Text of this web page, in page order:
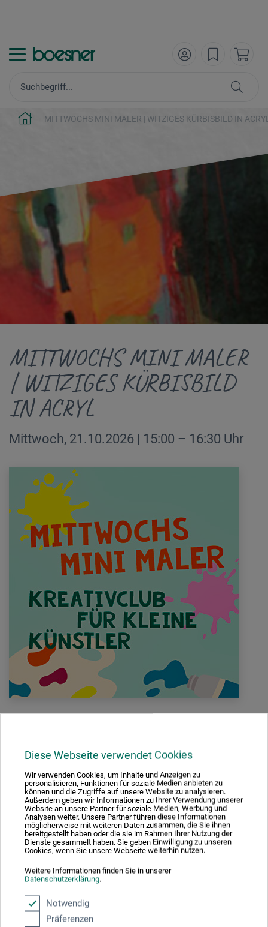
Diese Webseite verwendet Cookies
Wir verwenden Cookies, um Inhalte und Anzeigen zu
personalisieren, Funktionen für soziale Medien anbieten zu
können und die Zugriffe auf unsere Website zu analysieren.
Außerdem geben wir Informationen zu Ihrer Verwendung unserer
Website an unsere Partner für soziale Medien, Werbung und
Analysen weiter. Unsere Partner führen diese Informationen
möglicherweise mit weiteren Daten zusammen, die Sie ihnen
bereitgestellt haben oder die sie im Rahmen Ihrer Nutzung der
Dienste gesammelt haben. Sie geben Einwilligung zu unseren
Cookies, wenn Sie unsere Webseite weiterhin nutzen.
Weitere Informationen finden Sie in unserer
Datenschutzerklärung.
Notwendig
Präferenzen
MITTWOCHS MINI MALER | WITZIGES KÜRBISBILD IN
MITTWOCHS MINI MALER
| WITZIGES KÜRBISBILD
IN ACRYL
Mittwoch, 21.10.2026 | 15:00 – 16:30 Uhr
Daniela Maria Lisker
Jeden Mittwoch von 15:00 – 16:30 Uhr für Kinder von 5 bis 12
Jahren in Begleitung eines Erziehungsberechtigten.
Bitte Malkleidung und Getränk mitbringen. Um Anmeldung wird
gebeten:events.badreichenhall@boesner.com
UNKOSTENBEITRAG: 10,- € pro Kind in Begleitung eines
Erziehungsberechtigten.
(Preis gilt für beide zusammen). Der Einstieg ist jederzeit
möglich.